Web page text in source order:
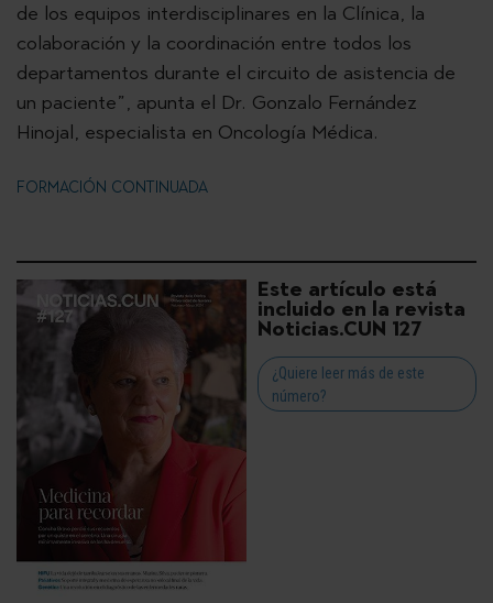
de los equipos interdisciplinares en la Clínica, la
colaboración y la coordinación entre todos los
departamentos durante el circuito de asistencia de
un paciente”, apunta el Dr. Gonzalo Fernández
Hinojal, especialista en Oncología Médica.
FORMACIÓN CONTINUADA
Este artículo está
incluido en la revista
Noticias.CUN 127
¿Quiere leer más de este
número?